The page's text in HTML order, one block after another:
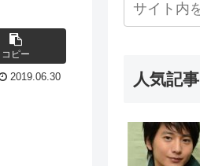
コピー
2019.06.30 人気記事